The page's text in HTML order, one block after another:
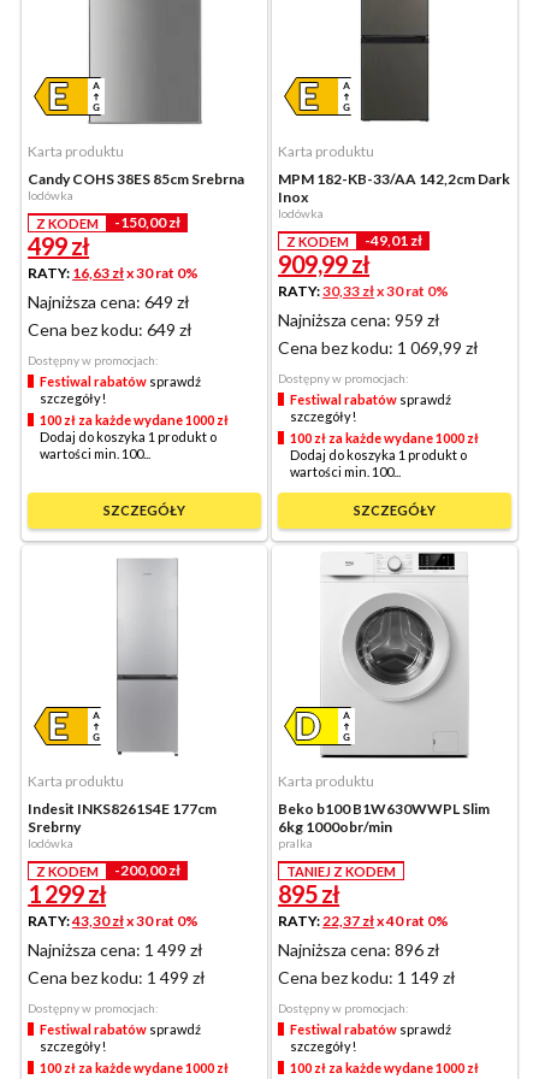
Karta produktu
Candy COHS 38ES 85cm Srebrna
lodówka
Z KODEM -150,00 zł
499zł
RATY: 16,63 złx 30 rat 0%
Najniższa cena: 649 zł
Cena bez kodu:649 zł
Dostępny w promocjach:
Festiwal rabatów sprawdź
szczegóły!
100 zł za każde wydane 1000 zł
Dodaj do koszyka 1 produkt o
wartości min. 100...
SZCZEGÓŁY
Karta produktu
MPM 182-KB-33/AA 142,2cm Dark
Inox
lodówka
Z KODEM -49,01 zł
909,99zł
RATY:30,33 złx 30 rat 0%
Najniższa cena: 959 zł
Cena bez kodu: 1 069,99 zł
Dostępny w promocjach:
Festiwal rabatów sprawdź
szczegóły!
100 zł za każde wydane 1000 zł
Dodaj do koszyka 1 produkt o
wartości min. 100...
SZCZEGÓŁY
Karta produktu
Indesit INKS8261S4E 177cm
Srebrny
lodówka
Z KODEM -200,00 zł
1 299zł
RATY:43,30 złx 30 rat 0%
Najniższa cena: 1 499 zł
Cena bez kodu: 1 499 zł
Dostępny w promocjach:
Festiwal rabatów sprawdź
szczegóły!
100 zł za każde wydane 1000 zł
Karta produktu
Beko b100 B1W630WWPL Slim
6kg 1000obr/min
pralka
TANIEJ Z KODEM
895zł
RATY:22,37 złx 40 rat 0%
Najniższa cena: 896 zł
Cena bez kodu: 1 149 zł
Dostępny w promocjach:
Festiwal rabatów sprawdź
szczegóły!
100 zł za każde wydane 1000 zł